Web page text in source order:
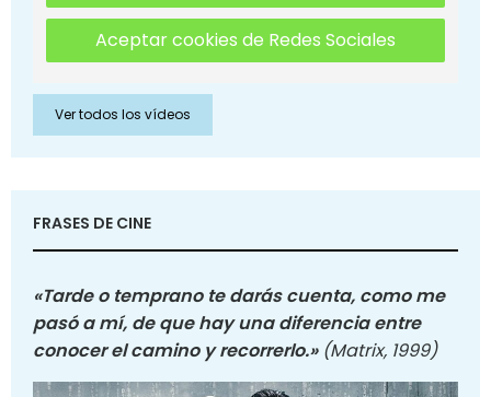
Aceptar cookies de Redes Sociales
Ver todos los vídeos
FRASES DE CINE
«Tarde o temprano te darás cuenta, como me
pasó a mí, de que hay una diferencia entre
conocer el camino y recorrerlo.» (Matrix, 1999)